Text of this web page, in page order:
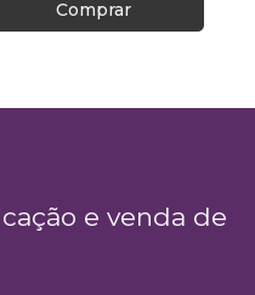
Comprar
e venda de